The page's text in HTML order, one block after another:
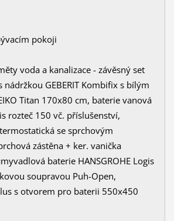
pokoji
voda a kanalizace - závěsný set
nádržkou GEBERIT Kombifix s bílým
Titan 170x80 cm, baterie vanová
rozteč 150 vč. příslušenství,
se sprchovým
zástěna + ker. vanička
baterie HANSGROHE Logis
soupravou Puh-Open,
s otvorem pro baterii 550x450